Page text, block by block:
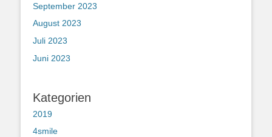
September 2023
August 2023
Juli 2023
Juni 2023
Kategorien
2019
4smile